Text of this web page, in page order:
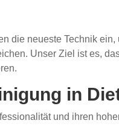
die neueste Technik
Unser Ziel ist es,
in
und ihren